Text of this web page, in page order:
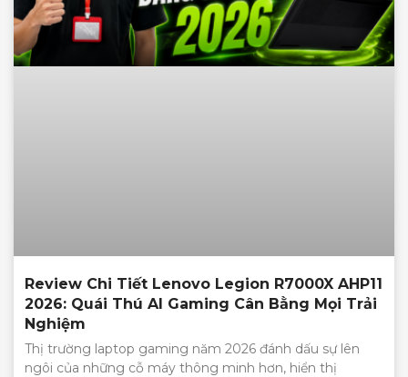
Review Chi Tiết Lenovo Legion R7000X AHP11
2026: Quái Thú AI Gaming Cân Bằng Mọi Trải
Nghiệm
Thị trường laptop gaming năm 2026 đánh dấu sự lên
ngôi của những cỗ máy thông minh hơn, hiển thị